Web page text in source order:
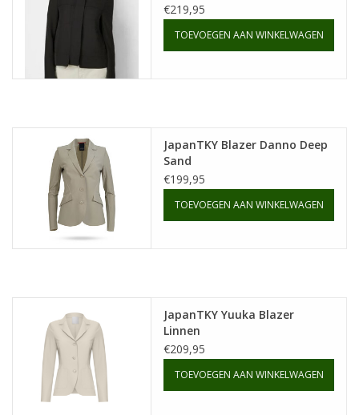
€219,95
TOEVOEGEN AAN WINKELWAGEN
JapanTKY Blazer Danno Deep
Sand
€199,95
TOEVOEGEN AAN WINKELWAGEN
JapanTKY Yuuka Blazer
Linnen
€209,95
TOEVOEGEN AAN WINKELWAGEN